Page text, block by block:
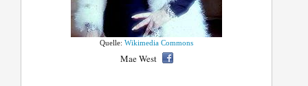
Quelle:Wikimedia Commons
Mae West